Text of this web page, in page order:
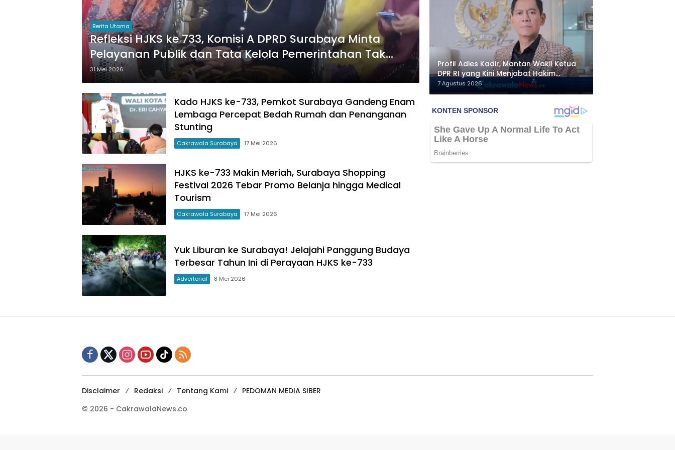
Berita Utama
Refleksi HJKS ke 733, Komisi A DPRD Surabaya Minta
Pelayanan Publik dan Tata Kelola Pemerintahan Tak
Hanya Bagus Di Sistem
31 Mei 2026
Kado HJKS ke-733, Pemkot Surabaya Gandeng Enam
Lembaga Percepat Bedah Rumah dan Penanganan
Stunting
Cakrawala Surabaya 17 Mei 2026
HJKS ke-733 Makin Meriah, Surabaya Shopping
Festival 2026 Tebar Promo Belanja hingga Medical
Tourism
Cakrawala Surabaya 17 Mei 2026
Yuk Liburan ke Surabaya! Jelajahi Panggung Budaya
Terbesar Tahun Ini di Perayaan HJKS ke-733
Advertorial 8 Mei 2026
Profil Adies Kadir, Mantan Wakil Ketua
DPR RI yang Kini Menjabat Hakim
Mahkamah Konstitusi
7 Agustus 2026
Disclaimer Redaksi Tentang Kami
PEDOMAN MEDIA SIBER
© 2026 - CakrawalaNews.co